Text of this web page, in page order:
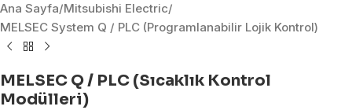
Ana Sayfa/Mitsubishi Electric/
MELSEC System Q / PLC (Programlanabilir Lojik Kontrol)
MELSEC Q / PLC (Sıcaklık Kontrol
Modülleri)